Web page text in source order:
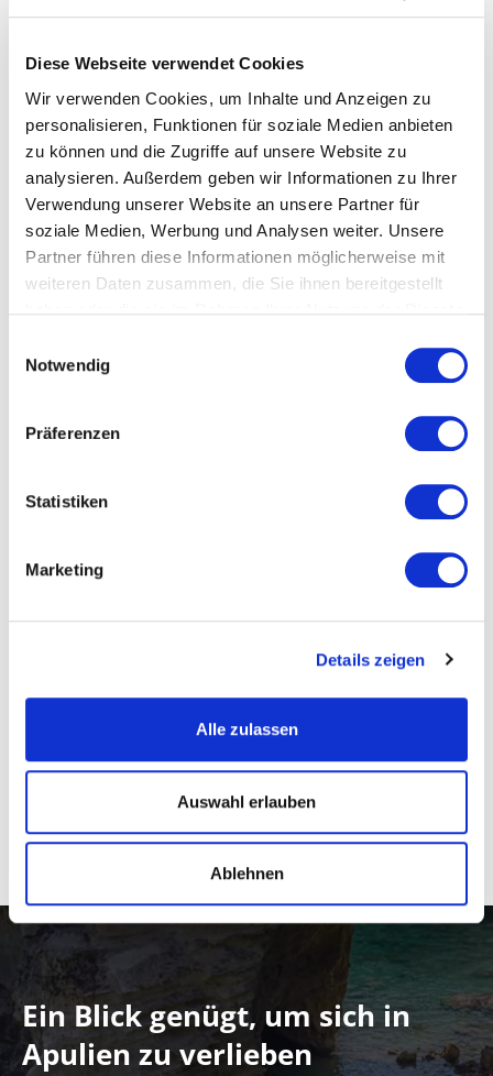
Diese Webseite verwendet Cookies
Wir verwenden Cookies, um Inhalte und Anzeigen zu
personalisieren, Funktionen für soziale Medien anbieten
zu können und die Zugriffe auf unsere Website zu
analysieren. Außerdem geben wir Informationen zu Ihrer
Verwendung unserer Website an unsere Partner für
soziale Medien, Werbung und Analysen weiter. Unsere
Partner führen diese Informationen möglicherweise mit
weiteren Daten zusammen, die Sie ihnen bereitgestellt
Notwendig
Präferenzen
Statistiken
Marketing
Details zeigen
Alle zulassen
Auswahl erlauben
Ablehnen
Apuliarentals.Das Einzige, worum Sie sich während
wundervoller Erinnerungen.
Schreib uns
Rufen Sie uns an
Ein Blick genügt, um sich in
Apulien zu verlieben